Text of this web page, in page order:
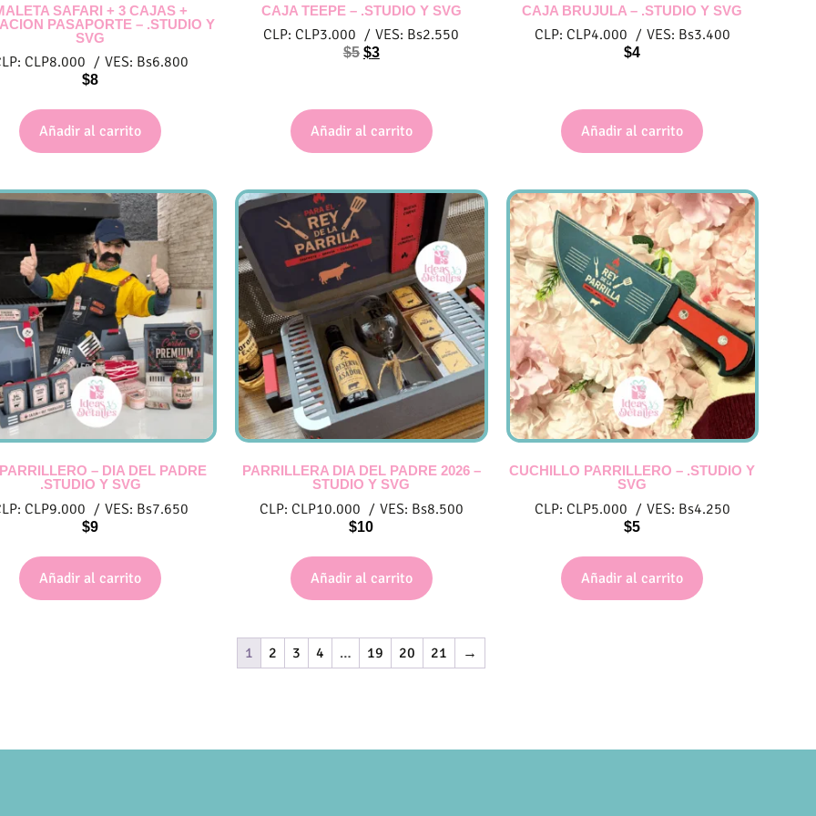
SAFARI + 3 CAJAS +
PASAPORTE – .STUDIO Y
SVG
CLP8.000 / VES: Bs6.800
$8
Añadir al carrito
CAJA TEEPE – .STUDIO Y SVG
CLP: CLP3.000 / VES: Bs2.550
$5 $3
Añadir al carrito
CAJA BRUJULA – .STUDIO Y SVG
CLP: CLP4.000 / VES: Bs3.400
$4
Añadir al carrito
– DIA DEL PADRE
.STUDIO Y SVG
CLP9.000 / VES: Bs7.650
$9
Añadir al carrito
PARRILLERA DIA DEL PADRE 2026 –
STUDIO Y SVG
CLP: CLP10.000 / VES: Bs8.500
$10
Añadir al carrito
CUCHILLO PARRILLERO – .STUDIO Y
SVG
CLP: CLP5.000 / VES: Bs4.250
$5
Añadir al carrito
1 2 3 4 … 19 20 21 →